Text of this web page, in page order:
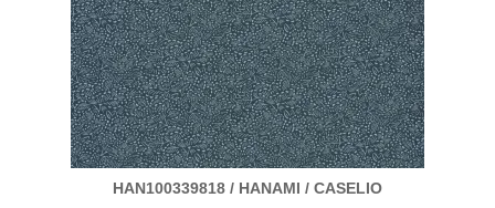
HAN100339818 / HANAMI / CASELIO